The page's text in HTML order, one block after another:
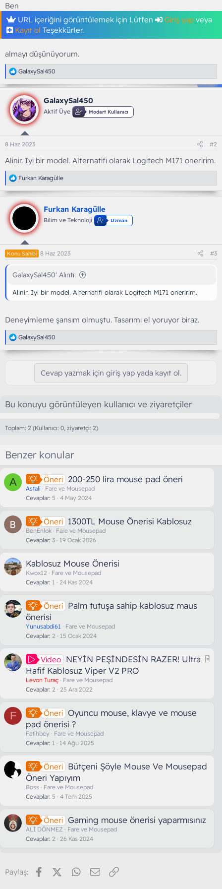
Ben
URL içeriğini görüntülemek için Lütfen
Giriş yap veya
Kayıt ol Teşekkürler.
almayı düşünüyorum.
T
e
p
k
i
l
e
r
:
GalaxySal450
GalaxySal450
Aktif Üye Modart Kullanıcı
8 Haz 2023 #2
Alinir. Iyi bir model. Alternatifi olarak Logitech M171 oneririm.
T
e
p
k
i
r
Furkan Karagülle
Furkan Karagülle
Bilim ve Teknoloji Uzman
Konu Sahibi 8 Haz 2023 #3
GalaxySal450' Alıntı:
Alinir. Iyi bir model. Alternatifi olarak Logitech M171 oneririm.
Deneyimleme şansım olmuştu. Tasarımı el yoruyor biraz.
T
e
p
:
GalaxySal450
Cevap yazmak için giriş yap yada kayıt ol.
Bu konuyu görüntüleyen kullanıcı ve ziyaretçiler
Toplam: 2 (Kullanıcı: 0, ziyaretçi: 2)
Benzer konular
A Öneri 200-250 lira mouse pad öneri
Astali
Fare ve Mousepad
Cevaplar 5 4 May 2024
Öneri 1300TL Mouse Önerisi Kablosuz
BenEnlok
Fare ve Mousepad
Cevaplar 3 19 Ocak 2026
Kablosuz Mouse Önerisi
Kwox12
Fare ve Mousepad
Cevaplar 1 24 Kas 2024
Öneri Palm tutuşa sahip kablosuz maus
önerisi
Yunusabdi61
Fare ve Mousepad
Cevaplar 2 15 Ocak 2024
M
Video NEYİN PEŞİNDESİN RAZER! Ultra
Hafif Kablosuz Viper V2 PRO
Levon Turaç
Fare ve Mousepad
Cevaplar 2 25 Ara 2022
F Öneri Oyuncu mouse, klavye ve mouse
pad önerisi ?
Fatihbey
Fare ve Mousepad
Cevaplar 1 14 Ağu 2025
Öneri Bütçeni Şöyle Mouse Ve Mousepad
Öneri Yapıyım
Boss
Fare ve Mousepad
Cevaplar 5 4 Tem 2025
Öneri Gaming mouse önerisi yaparmısınız
ALİ DÖNMEZ
Fare ve Mousepad
Cevaplar 2 26 Kas 2024
Paylaş: FacebookX (Twitter)WhatsApp
E-posta